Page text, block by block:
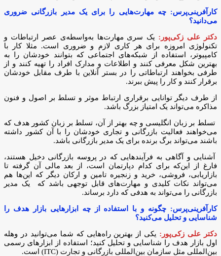
کارآفرینی‌پرس: چه مهارت‌هایی را برای یک مدیر بازرگانی ضروری
می‌دانید؟
دکتر علی زکی‌پور: یک سری مهارت‌ها به‌واسطه‌ی عصر ارتباطات و
تکنولوژی امروزه برای هر کاری لازم و ضروری است. مثلا کار با
کامپیوتر، استفاده از شبکه‌های اجتماعی که بتوانند خودشان را به
بهترین شکل معرفی کنند و اطلاعات و مدارک افراد را تهیه کنند و از
طرفی بخواهند ارتباطاتی را در بستر آنلاین با طرف مقابل خودشان
برقرار کنند و کار را پیش ببرند.
از طرف دیگر توانایی برقراری ارتباط موثر و تسلط بر اصول و فنون
مذاکره می‌تواند یک امتیاز بزرگ باشد.
تسلط بر زبان انگلیسی و چه بهتر از آن، تسلط بر زبان کشور هدف که
می‌خواهند فعالیت بازرگانی و تجاری خودشان را با آن کشور داشته
باشند می‌تواند برگ برنده برای یک مدیر بازرگانی باشد.
آشنایی و آگاهی به فرآیندهایی که در پروسه بازرگانی دخیل هستند،
فارغ از این‌که برای کدام دپارتمان است، از بعد مالی آن گرفته تا
بازاریابی، فروشی، خرید و زنجیره تامین و ارکان دیگر که این‌ها هم
می‌تواند نکات کلیدی و مهارت‌های قابل توجهی باشد که یک مدیر
بازرگانی را می‌تواند به هدفی که دارد برساند.
کارآفرینی‌پرس: چگونه و با استفاده از چه ابزارهایی بازار هدف را
شناسایی و تحلیل می‌کنید؟
دکتر علی زکی‌پور: یکی از بهترین راه‌هایی که شما می‌توانید در وهله
اول بازار هدف را شناسایی و تحلیل کنید؛ استفاده از ابزارهای رسمی
بین‌المللی مثل سازمان بین‌المللی بازرگانی و تجارت (ITC) است.